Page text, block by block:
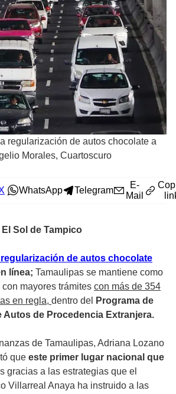
regularización de autos chocolate a
Morales, Cuartoscuro
WhatsApp Telegram
E-
Mail
Sol de Tampico
regularización de autos chocolate
línea; Tamaulipas se mantiene como
mayores trámites con más de 354
en regla, dentro del
Programa de
Autos de Procedencia Extranjera.
de Tamaulipas, Adriana Lozano
que este primer lugar nacional que
gracias a las estrategias que el
Villarreal Anaya ha instruido a las